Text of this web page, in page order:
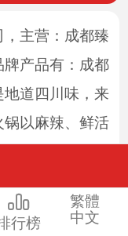
主营：成都臻
产品有：成都
地道四川味，来
以麻辣、鲜活
行榜
繁體
中文